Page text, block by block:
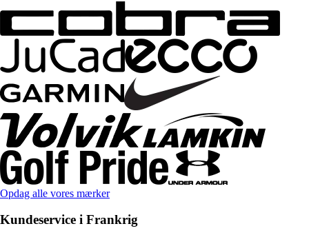
Opdag alle vores mærker
Kundeservice i Frankrig